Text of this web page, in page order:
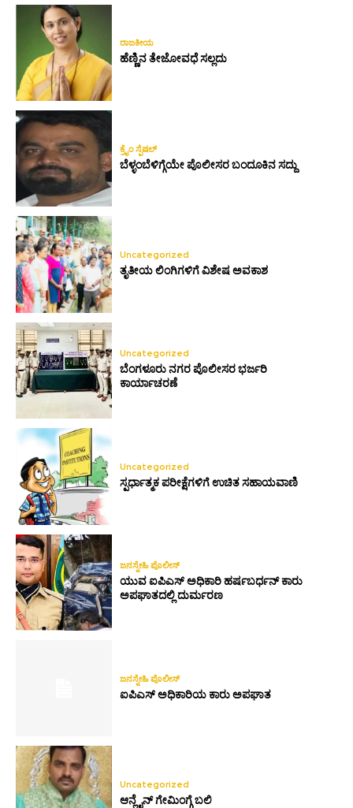
ರಾಜಕೀಯ
ಹೆಣ್ಣಿನ ತೇಜೋವಧೆ ಸಲ್ಲದು
ಕ್ರೈಂ ಸ್ಪೆಷಲ್
ಬೆಳ್ಳಂಬೆಳಿಗ್ಗೆಯೇ ಪೊಲೀಸರ ಬಂದೂಕಿನ ಸದ್ದು
Uncategorized
ತೃತೀಯ ಲಿಂಗಿಗಳಿಗೆ ವಿಶೇಷ ಅವಕಾಶ
Uncategorized
ಬೆಂಗಳೂರು ನಗರ ಪೊಲೀಸರ ಭರ್ಜರಿ
ಕಾರ್ಯಾಚರಣೆ
Uncategorized
ಸ್ಪರ್ಧಾತ್ಮಕ ಪರೀಕ್ಷೆಗಳಿಗೆ ಉಚಿತ ಸಹಾಯವಾಣಿ
ಜನಸ್ನೇಹಿ ಪೊಲೀಸ್
ಯುವ ಐಪಿಎಸ್ ಅಧಿಕಾರಿ ಹರ್ಷಬರ್ಧನ್ ಕಾರು
ಅಪಘಾತದಲ್ಲಿ ದುರ್ಮರಣ
ಜನಸ್ನೇಹಿ ಪೊಲೀಸ್
ಐಪಿಎಸ್ ಅಧಿಕಾರಿಯ ಕಾರು ಅಪಘಾತ
Uncategorized
ಆನ್ಲೈನ್ ಗೇಮಿಂಗ್ಗೆ ಬಲಿ